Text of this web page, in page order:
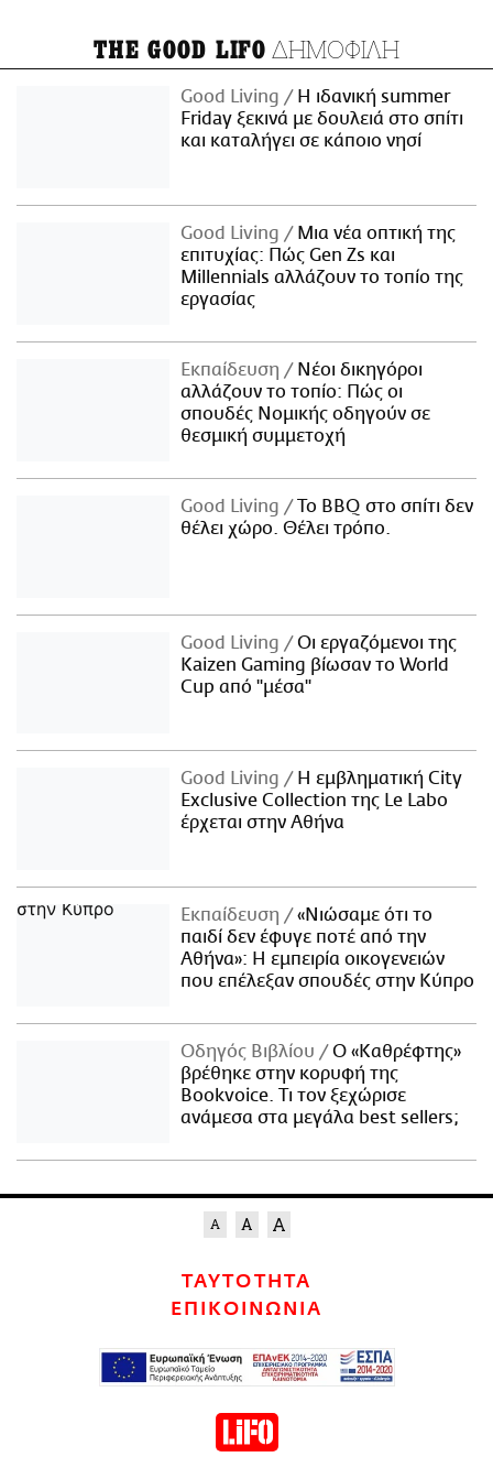
THE GOOD LIFO ΔΗΜΟΦΙΛΗ
Good Living
Η ιδανική summer
Friday ξεκινά με δουλειά στο σπίτι
και καταλήγει σε κάποιο νησί
Good Living
Μια νέα οπτική της
επιτυχίας: Πώς Gen Zs και
Millennials αλλάζουν το τοπίο της
εργασίας
Εκπαίδευση
Νέοι δικηγόροι
αλλάζουν το τοπίο: Πώς οι
σπουδές Νομικής οδηγούν σε
θεσμική συμμετοχή
Good Living
Το BBQ στο σπίτι δεν
θέλει χώρο. Θέλει τρόπο.
Good Living
Οι εργαζόμενοι της
Kaizen Gaming βίωσαν το World
Cup από "μέσα"
Good Living
Η εμβληματική City
Exclusive Collection της Le Labo
έρχεται στην Αθήνα
Εκπαίδευση
«Νιώσαμε ότι το
παιδί δεν έφυγε ποτέ από την
Αθήνα»: Η εμπειρία οικογενειών
που επέλεξαν σπουδές στην Κύπρο
Οδηγός Βιβλίου
Ο «Καθρέφτης»
βρέθηκε στην κορυφή της
Bookvoice. Τι τον ξεχώρισε
ανάμεσα στα μεγάλα best sellers;
ΤΑΥΤΟΤΗΤΑ
ΕΠΙΚΟΙΝΩΝΙΑ